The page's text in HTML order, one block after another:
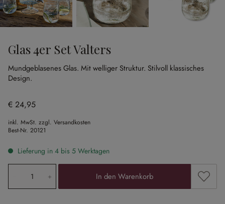
Glas 4er Set Valters
Mundgeblasenes Glas. Mit welliger Struktur. Stilvoll klassisches
Design.
€ 24,95
inkl. MwSt. zzgl. Versandkosten
Best-Nr. 20121
Lieferung in 4 bis 5 Werktagen
Produkt Anzahl: Gib den gewünschten Wert ein oder
In den Warenkorb Zum